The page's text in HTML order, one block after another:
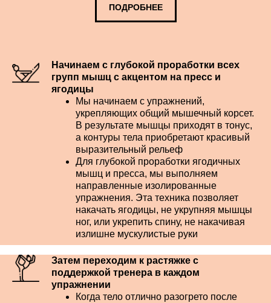
ПОДРОБНЕЕ
Начинаем с глубокой проработки всех
групп мышц с акцентом на пресс и
ягодицы
Мы начинаем с упражнений,
укрепляющих общий мышечный корсет.
В результате мышцы приходят в тонус,
а контуры тела приобретают красивый
выразительный рельеф
Для глубокой проработки ягодичных
мышц и пресса, мы выполняем
направленные изолированные
упражнения. Эта техника позволяет
накачать ягодицы, не укрупняя мышцы
ног, или укрепить спину, не накачивая
излишне мускулистые руки
Затем переходим к растяжке с
поддержкой тренера в каждом
упражнении
Когда тело отлично разогрето после